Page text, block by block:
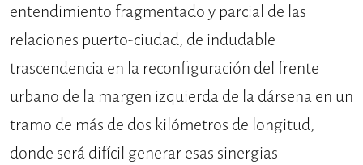
entendimiento fragmentado y parcial de las
relaciones puerto-ciudad, de indudable
trascendencia en la reconfiguración del frente
urbano de la margen izquierda de la dársena en un
tramo de más de dos kilómetros de longitud,
donde será difícil generar esas sinergias